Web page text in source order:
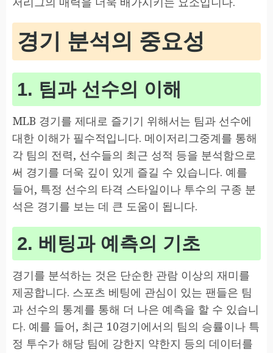
경기 분석의 중요성
1. 팀과 선수의 이해
MLB 경기를 제대로 즐기기 위해서는 팀과 선수에
대한 이해가 필수적입니다. 메이저리그중계를 통해
각 팀의 전력, 선수들의 최근 성적 등을 분석함으로
써 경기를 더욱 깊이 있게 즐길 수 있습니다. 예를
들어, 특정 선수의 타격 스타일이나 투수의 구종 분
석은 경기를 보는 데 큰 도움이 됩니다.
2. 베팅과 예측의 기초
경기를 분석하는 것은 단순한 관람 이상의 재미를
제공합니다. 스포츠 베팅에 관심이 있는 팬들은 팀
과 선수의 통계를 통해 더 나은 예측을 할 수 있습니
다. 예를 들어, 최근 10경기에서의 팀의 승률이나 특
정 투수가 해당 팀에 강한지 약한지 등의 데이터를